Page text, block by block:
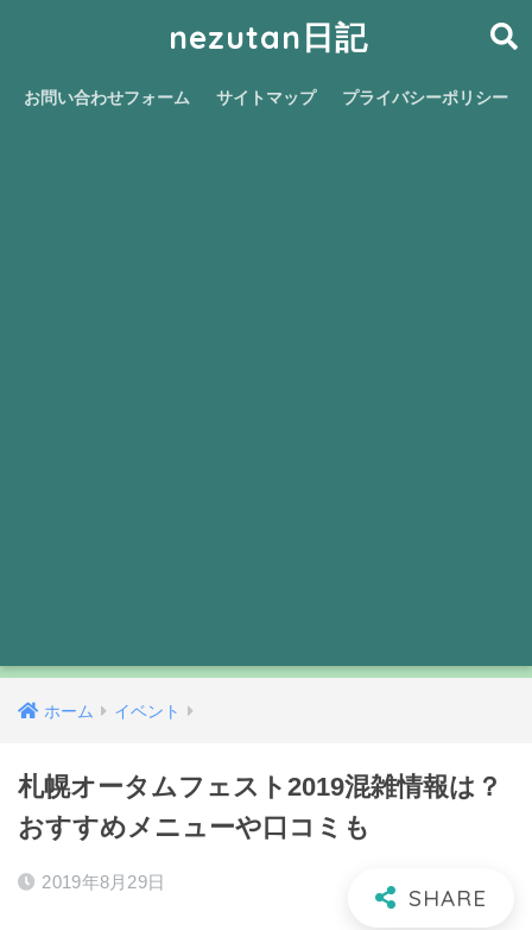
nezutan日記
お問い合わせフォーム サイトマップ プライバシーポリシー
ホーム イベント
札幌オータムフェスト2019混雑情報は？
おすすめメニューや口コミも
2019年8月29日